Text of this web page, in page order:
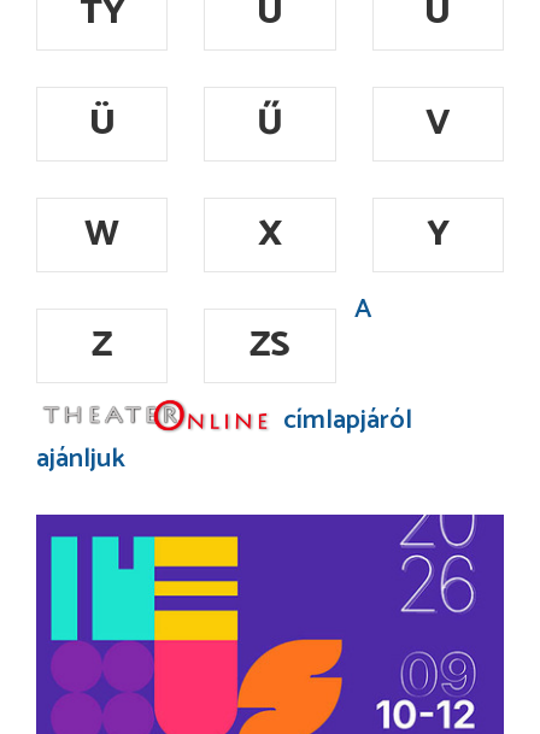
TY
U
Ú
Ü
Ű
V
W
X
Y
Z
ZS
A
címlapjáról
ajánljuk